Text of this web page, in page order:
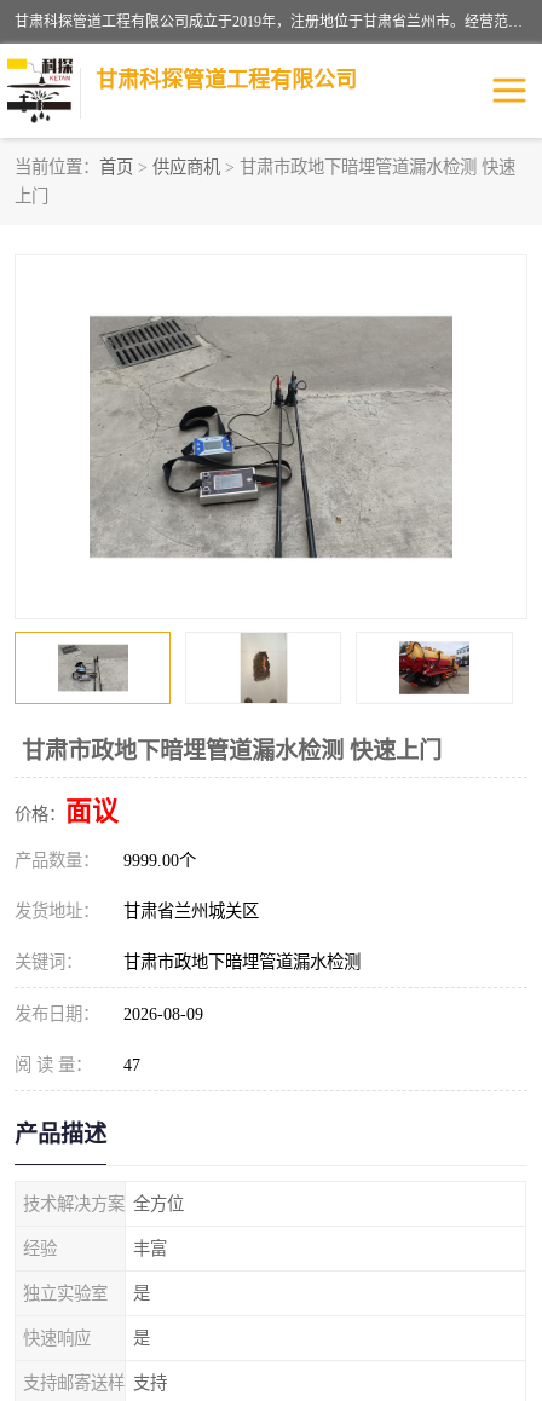
甘肃科探管道工程有限公司成立于2019年，注册地位于甘肃省兰州市。经营范围包括管道安装、清洗、疏通、维修、检测，防水工程，工程钻孔，化粪池清理，暖气安装，给排水管道安装维修，室内外管道如消防、供水、供热管道漏水检测定位，室内外防水堵漏等。
甘肃科探管道工程有限公司
当前位置： 首页 > 供应商机 > 甘肃市政地下暗埋管道漏水检测 快速
上门
甘肃市政地下暗埋管道漏水检测 快速上门
价格： 面议
产品数量： 9999.00个
发货地址： 甘肃省兰州城关区
关键词： 甘肃市政地下暗埋管道漏水检测
发布日期： 2026-08-09
阅 读 量： 47
产品描述
技术解决方案 全方位
经验 丰富
独立实验室 是
快速响应 是
支持邮寄送样 支持
管道安装维修
供热管道漏水
自来水管漏水 管道疏通
高压车疏通清淤